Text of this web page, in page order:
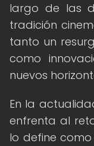
largo de las
tradición
tanto un
como
nuevos
En la
enfrenta al
lo define